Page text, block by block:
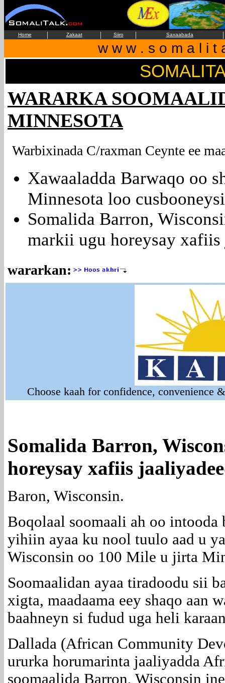
Home | Zakaat | Siiro | Saxaabada |
w w w . s o m a l i t
WARARKA
MINNESOTA
Warbixinada C/raxman Ceynte ee
Xawaaladda Barwaqo oo
Minnesota loo
Somalida Barron,
markii ugu horeysay xafiis
wararkan:
Choose kaah for confidence, convenience
Somalida Barron,
horeysay xafiis
Baron, Wisconsin.
Boqolaal soomaali ah oo intooda
yihiin ayaa ku nool tuulo aad u
Wisconsin oo 100 Mile u jirta
Soomaalidan ayaa tiradoodu sii
xigta, maadaama eey shaqo aan
baahneyn si fudud uga heli
Dallada (African Community
ururka horumarinta jaaliyadda
soomaalida Barron, Wisconsin